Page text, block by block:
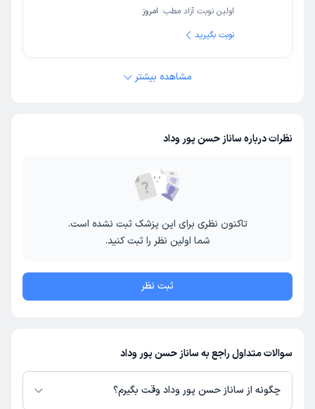
اولین نوبت آزاد مطب: امروز
نوبت بگیرید
مشاهده بیشتر
نظرات درباره ساناز حسن پور وداد
تاکنون نظری برای این پزشک ثبت نشده است.
شما اولین نظر را ثبت کنید.
ثبت نظر
سوالات متداول راجع به ساناز حسن پور وداد
چگونه از ساناز حسن پور وداد وقت بگیرم؟